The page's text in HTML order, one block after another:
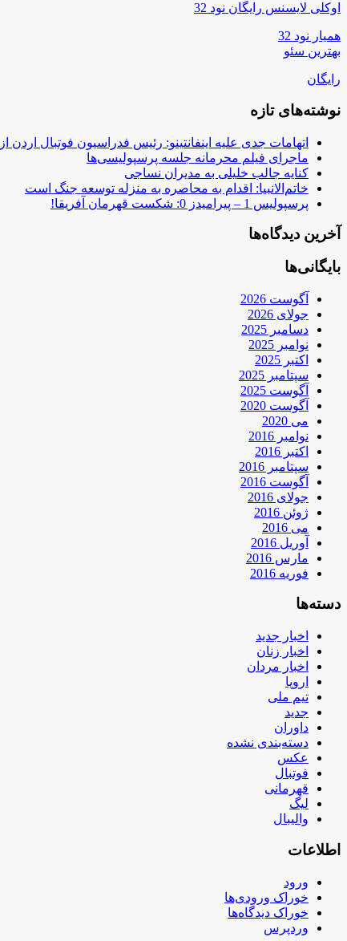
اوکلی لایسنس رایگان نود 32
همیار نود 32
بهترین سئو
رایگان
نوشته‌های تازه
اتهامات جدی علیه اینفانتینو: رئیس فدراسیون فوتبال اردن
ماجرای فیلم محرمانه جلسه پرسپولیسی‌ها
کنایه جالب خلیلی به مدیران نساجی
خاتم‌الانبیا: اقدام به محاصره به منزله توسعه جنگ است
پرسپولیس 1 – پیرامیدز 0: شکست قهرمان آفریقا!
آخرین دیدگاه‌ها
بایگانی‌ها
آگوست 2026
جولای 2026
دسامبر 2025
نوامبر 2025
اکتبر 2025
سپتامبر 2025
آگوست 2025
آگوست 2020
می 2020
نوامبر 2016
اکتبر 2016
سپتامبر 2016
آگوست 2016
جولای 2016
ژوئن 2016
می 2016
آوریل 2016
مارس 2016
فوریه 2016
دسته‌ها
اخبار جدید
اخبار زنان
اخبار مردان
اروپا
تیم ملی
جدید
داوران
دسته‌بندی نشده
عکس
فوتبال
قهرمانی
لیگ
والیبال
اطلاعات
ورود
خوراک ورودی‌ها
خوراک دیدگاه‌ها
وردپرس